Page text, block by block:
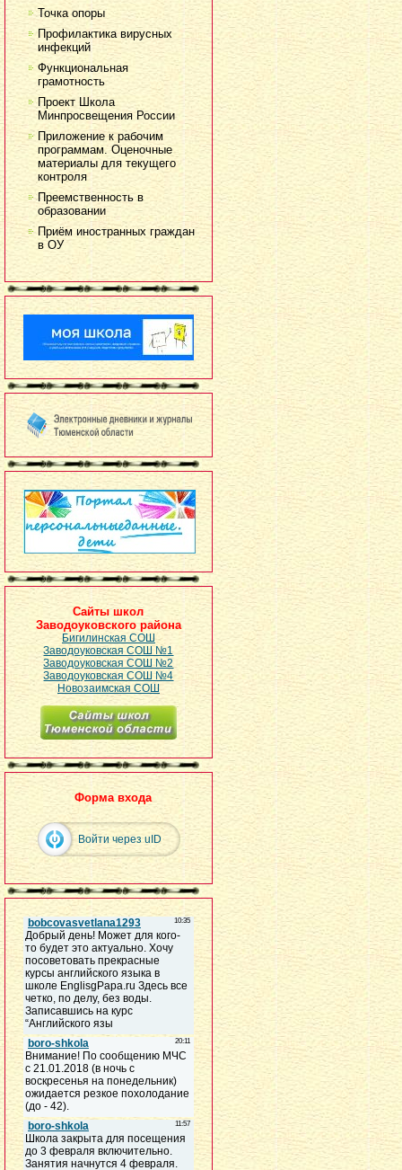
Точка опоры
Профилактика вирусных
инфекций
Функциональная
грамотность
Проект Школа
Минпросвещения России
Приложение к рабочим
программам. Оценочные
материалы для текущего
контроля
Преемственность в
образовании
Приём иностранных граждан
в ОУ
Сайты школ
Заводоуковского района
Бигилинская СОШ
Заводоуковская СОШ №1
Заводоуковская СОШ №2
Заводоуковская СОШ №4
Новозаимская СОШ
Форма входа
Войти через uID